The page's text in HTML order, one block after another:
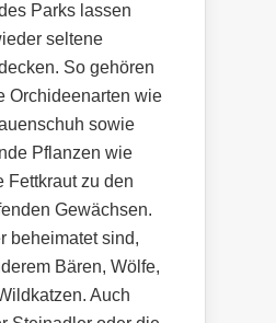
Parks lassen
seltene
So gehören
Orchideenarten wie
sowie
Pflanzen wie
Fettkraut zu den
Gewächsen.
beheimatet sind,
Bären, Wölfe,
Auch